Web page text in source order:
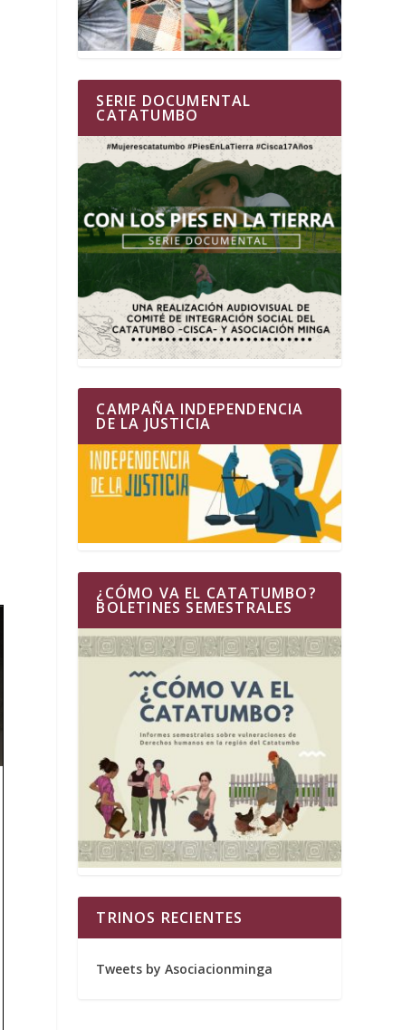
SERIE DOCUMENTAL
CATATUMBO
CAMPAÑA INDEPENDENCIA
DE LA JUSTICIA
¿CÓMO VA EL CATATUMBO?
BOLETINES SEMESTRALES
TRINOS RECIENTES
Tweets by Asociacionminga